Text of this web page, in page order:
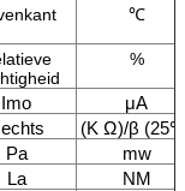
℃
%
Imo
μA
(K Ω)/β
Pa
mw
La
NM